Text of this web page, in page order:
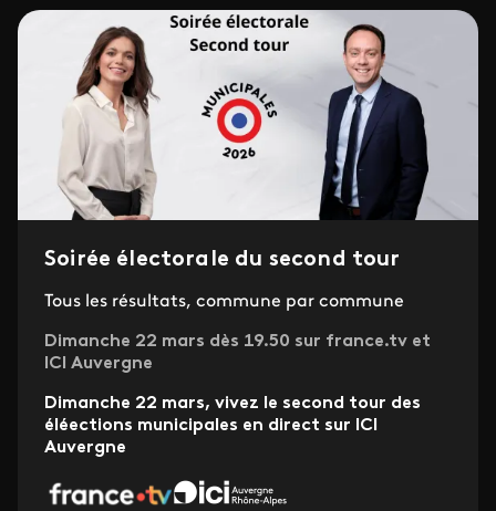
Soirée électorale du second tour
Tous les résultats, commune par commune
Dimanche 22 mars dès 19.50 sur france.tv et
ICI Auvergne
Dimanche 22 mars, vivez le second tour des
éléections municipales en direct sur ICI
Auvergne